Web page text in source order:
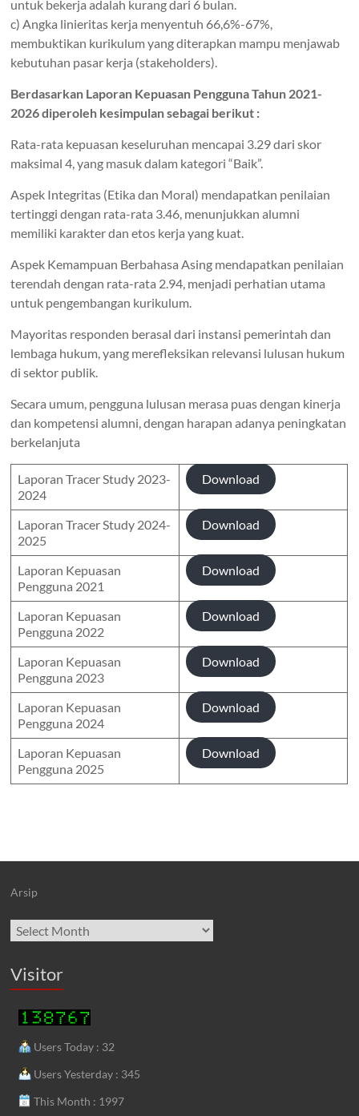
untuk bekerja adalah kurang dari 6 bulan.
c) Angka linieritas kerja menyentuh 66,6%-67%,
membuktikan kurikulum yang diterapkan mampu menjawab
kebutuhan pasar kerja (stakeholders).
Berdasarkan Laporan Kepuasan Pengguna Tahun 2021-
2026 diperoleh kesimpulan sebagai berikut :
Rata-rata kepuasan keseluruhan mencapai 3.29 dari skor
maksimal 4, yang masuk dalam kategori “Baik”.
Aspek Integritas (Etika dan Moral) mendapatkan penilaian
tertinggi dengan rata-rata 3.46, menunjukkan alumni
memiliki karakter dan etos kerja yang kuat.
Aspek Kemampuan Berbahasa Asing mendapatkan penilaian
terendah dengan rata-rata 2.94, menjadi perhatian utama
untuk pengembangan kurikulum.
Mayoritas responden berasal dari instansi pemerintah dan
lembaga hukum, yang merefleksikan relevansi lulusan hukum
di sektor publik.
Secara umum, pengguna lulusan merasa puas dengan kinerja
dan kompetensi alumni, dengan harapan adanya peningkatan
berkelanjuta
Laporan Tracer Study 2023-
2024
Download
Laporan Tracer Study 2024-
2025
Download
Laporan Kepuasan
Pengguna 2021
Download
Laporan Kepuasan
Pengguna 2022
Download
Laporan Kepuasan
Pengguna 2023
Download
Laporan Kepuasan
Pengguna 2024
Download
Laporan Kepuasan
Pengguna 2025
Download
Arsip
Archives
Visitor
Users Today : 32
Users Yesterday : 345
This Month : 1997